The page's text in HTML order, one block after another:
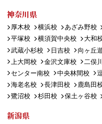
神奈川県
厚木校 横浜校 あざみ野校
平塚校
横須賀中央校 大和
武蔵小杉校
日吉校 向ヶ丘
上大岡校
金沢文庫校 二俣
センター南校
中央林間校
海老名校
長津田校 鹿島田
鷺沼校
杉田校 保土ヶ谷校
新潟県